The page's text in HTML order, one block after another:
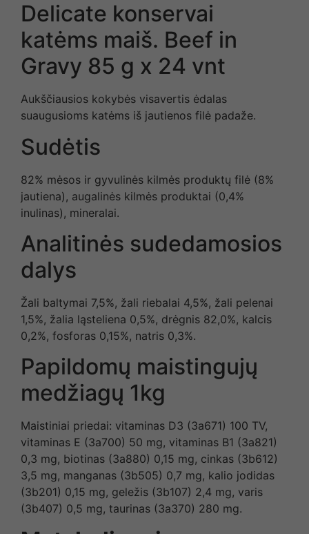
Delicate konservai
katėms maiš. Beef in
Gravy 85 g x 24 vnt
Aukščiausios kokybės visavertis ėdalas
suaugusioms katėms iš jautienos filė padaže.
Sudėtis
82% mėsos ir gyvulinės kilmės produktų filė (8%
jautiena), augalinės kilmės produktai (0,4%
inulinas), mineralai.
Analitinės sudedamosios
dalys
Žali baltymai 7,5%, žali riebalai 4,5%, žali pelenai
1,5%, žalia ląsteliena 0,5%, drėgnis 82,0%, kalcis
0,2%, fosforas 0,15%, natris 0,3%.
Papildomų maistingujų
medžiagų 1kg
Maistiniai priedai: vitaminas D3 (3a671) 100 TV,
vitaminas E (3a700) 50 mg, vitaminas B1 (3a821)
0,3 mg, biotinas (3a880) 0,15 mg, cinkas (3b612)
3,5 mg, manganas (3b505) 0,7 mg, kalio jodidas
(3b201) 0,15 mg, geležis (3b107) 2,4 mg, varis
(3b407) 0,5 mg, taurinas (3a370) 280 mg.